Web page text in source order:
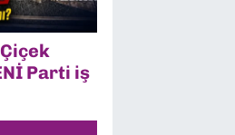
Parti iş